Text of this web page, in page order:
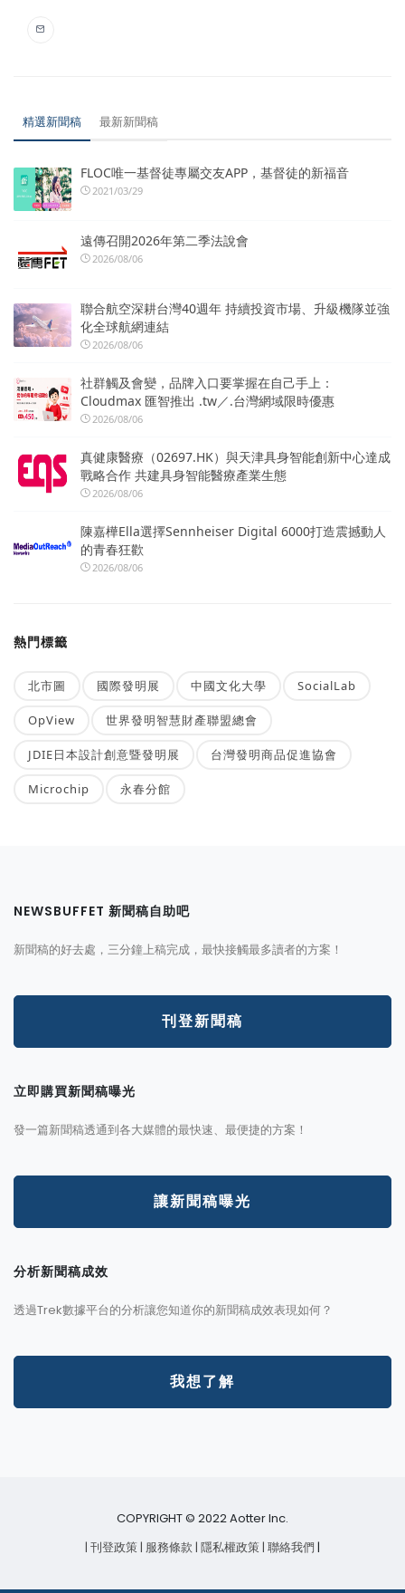
精選新聞稿 最新新聞稿
FLOC唯一基督徒專屬交友APP，基督徒的新福音
2021/03/29
遠傳召開2026年第二季法說會
2026/08/06
聯合航空深耕台灣40週年 持續投資市場、升級機隊並強
化全球航網連結
2026/08/06
社群觸及會變，品牌入口要掌握在自己手上：
Cloudmax 匯智推出 .tw／.台灣網域限時優惠
2026/08/06
真健康醫療（02697.HK）與天津具身智能創新中心達成
戰略合作 共建具身智能醫療產業生態
2026/08/06
陳嘉樺Ella選擇Sennheiser Digital 6000打造震撼動人
的青春狂歡
2026/08/06
熱門標籤
北市圖 國際發明展 中國文化大學 SocialLab
OpView 世界發明智慧財產聯盟總會
JDIE日本設計創意暨發明展 台灣發明商品促進協會
Microchip 永春分館
NEWSBUFFET 新聞稿自助吧
新聞稿的好去處，三分鐘上稿完成，最快接觸最多讀者的方案！
刊登新聞稿
立即購買新聞稿曝光
發一篇新聞稿透通到各大媒體的最快速、最便捷的方案！
讓新聞稿曝光
分析新聞稿成效
透過Trek數據平台的分析讓您知道你的新聞稿成效表現如何？
我想了解
COPYRIGHT © 2022 Aotter Inc.
| 刊登政策| 服務條款| 隱私權政策| 聯絡我們 |